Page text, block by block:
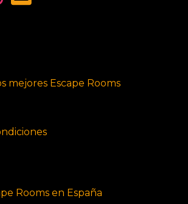
mejores Escape Rooms
Rooms en España